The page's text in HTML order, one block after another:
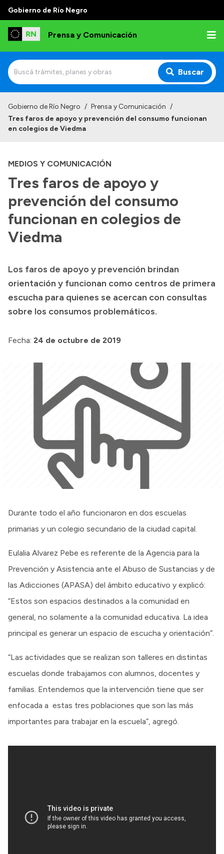
Gobierno de Río Negro
Prensa y Comunicación
Buscar
Institucional
Referentes de prensa
Archivo de noticias
Transparencia
Presupuesto
Compras y licitaciones
Consulta de expedientes
Consulta de pago a proveedores
Intranet
Gobierno de Río Negro / Prensa y Comunicación /
Tres faros de apoyo y prevención del consumo funcionan
en colegios de Viedma
MEDIOS Y COMUNICACIÓN
Tres faros de apoyo y
prevención del consumo
funcionan en colegios de
Viedma
Los faros de apoyo y prevención brindan
orientación y funcionan como centros de primera
escucha para quienes se acercan con consultas
sobre los consumos problemáticos.
Fecha: 24 de octubre de 2019
Durante todo el año funcionaron en dos escuelas
primarias y un colegio secundario de la ciudad capital.
Eulalia Alvarez Pebe es referente de la Agencia para la
Prevención y Asistencia ante el Abuso de Sustancias y de
las Adicciones (APASA) del ámbito educativo y explicó:
“Estos son espacios destinados a la comunidad en
general, no solamente a la comunidad educativa. La idea
principal es generar un espacio de escucha y orientación”.
“Las actividades que se realizan son talleres en distintas
escuelas donde trabajamos con alumnos, docentes y
familias. Entendemos que la intervención tiene que ser
enfocada a estas tres poblaciones que son las más
importantes para trabajar en la escuela”, agregó.